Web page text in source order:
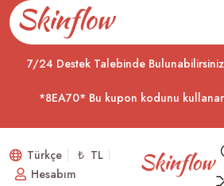
7/24 Destek Talebinde
*8EA70* Bu kupon kodunu
Türkçe
₺ TL
Hesabım